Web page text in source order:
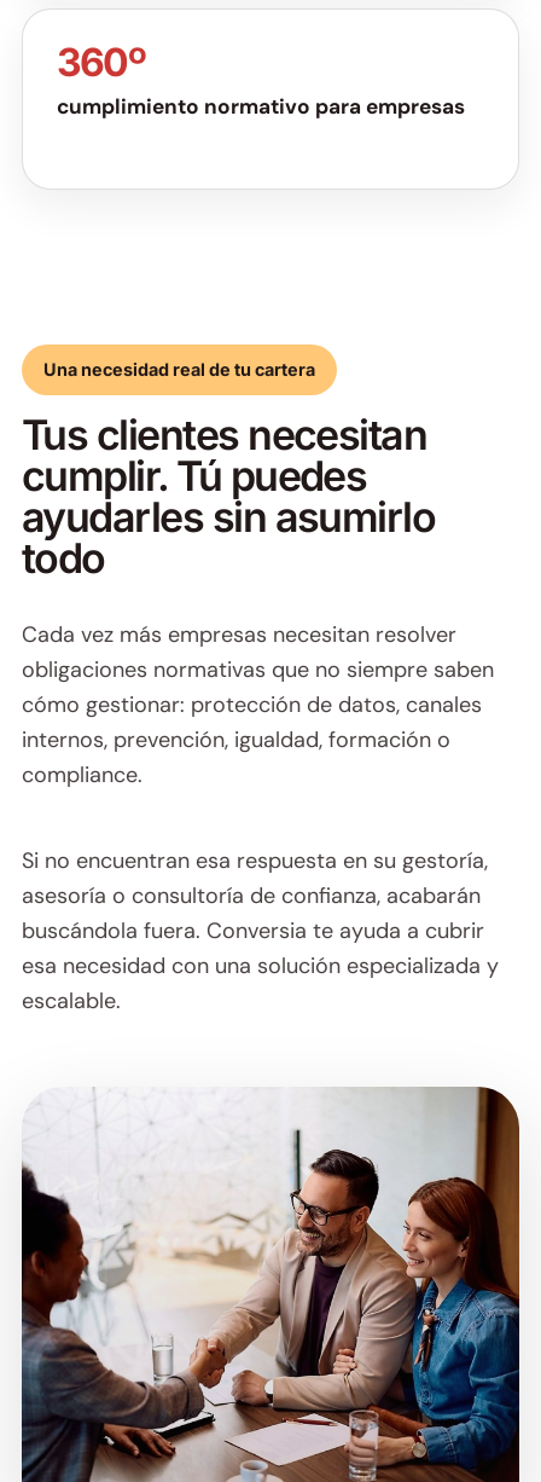
360º
cumplimiento normativo para empresas
Una necesidad real de tu cartera
Tus clientes necesitan
cumplir. Tú puedes
ayudarles sin asumirlo
todo
Cada vez más empresas necesitan resolver
obligaciones normativas que no siempre saben
cómo gestionar: protección de datos, canales
internos, prevención, igualdad, formación o
compliance.
Si no encuentran esa respuesta en su gestoría,
asesoría o consultoría de confianza, acabarán
buscándola fuera. Conversia te ayuda a cubrir
esa necesidad con una solución especializada y
escalable.